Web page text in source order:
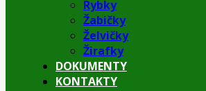
Rybky
Žabičky
Želvičky
Žirafky
DOKUMENTY
KONTAKTY